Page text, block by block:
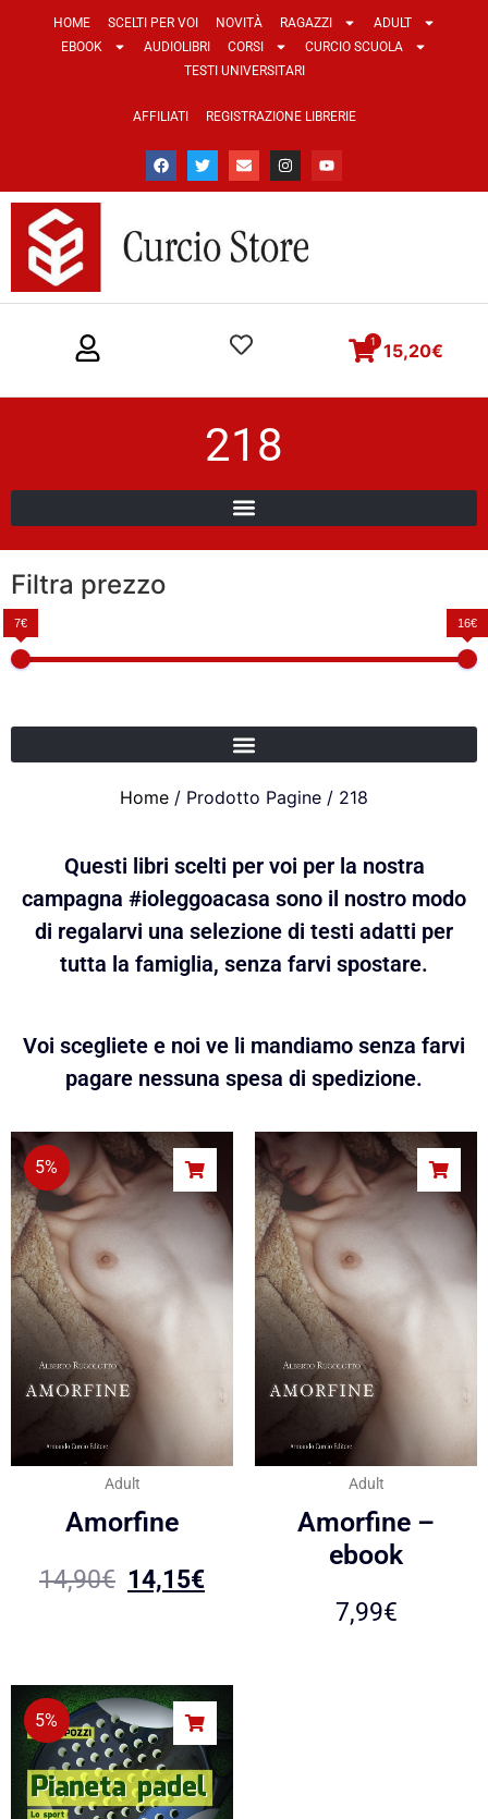
HOME SCELTI PER VOI NOVITÀ RAGAZZI
ADULT
EBOOK
AUDIOLIBRI CORSI
CURCIO SCUOLA
TESTI UNIVERSITARI
AFFILIATI REGISTRAZIONE LIBRERIE
15,20€
1
218
Filtra prezzo
7€ 16€
Home / Prodotto Pagine / 218
Questi libri scelti per voi per la nostra
campagna #ioleggoacasa sono il nostro modo
di regalarvi una selezione di testi adatti per
tutta la famiglia, senza farvi spostare.
Voi scegliete e noi ve li mandiamo senza farvi
pagare nessuna spesa di spedizione.
5%
Adult
Amorfine
14,90€ 14,15€
Adult
Amorfine –
ebook
7,99€
5%